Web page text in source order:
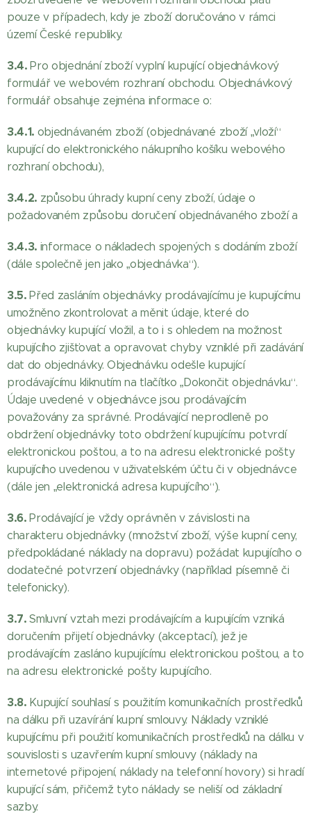
pouze v případech, kdy je zboží doručováno v rámci
území České republiky.
3.4.Pro objednání zboží vyplní kupující objednávkový
formulář ve webovém rozhraní obchodu. Objednávkový
formulář obsahuje zejména informace o:
3.4.1. objednávaném zboží (objednávané zboží „vloží“
kupující do elektronického nákupního košíku webového
rozhraní obchodu),
3.4.2. způsobu úhrady kupní ceny zboží, údaje o
požadovaném způsobu doručení objednávaného zboží a
3.4.3. informace o nákladech spojených s dodáním zboží
(dále společně jen jako „objednávka“).
3.5.Před zasláním objednávky prodávajícímu je kupujícímu
umožněno zkontrolovat a měnit údaje, které do
objednávky kupující vložil, a to i s ohledem na možnost
kupujícího zjišťovat a opravovat chyby vzniklé při zadávání
dat do objednávky. Objednávku odešle kupující
prodávajícímu kliknutím na tlačítko „Dokončit objednávku“.
Údaje uvedené v objednávce jsou prodávajícím
považovány za správné. Prodávající neprodleně po
obdržení objednávky toto obdržení kupujícímu potvrdí
elektronickou poštou, a to na adresu elektronické pošty
kupujícího uvedenou v uživatelském účtu či v objednávce
(dále jen „elektronická adresa kupujícího“).
3.6.Prodávající je vždy oprávněn v závislosti na
charakteru objednávky (množství zboží, výše kupní ceny,
předpokládané náklady na dopravu) požádat kupujícího o
dodatečné potvrzení objednávky (například písemně či
telefonicky).
3.7.Smluvní vztah mezi prodávajícím a kupujícím vzniká
doručením přijetí objednávky (akceptací), jež je
prodávajícím zasláno kupujícímu elektronickou poštou, a to
na adresu elektronické pošty kupujícího.
3.8. Kupující souhlasí s použitím komunikačních prostředků
na dálku při uzavírání kupní smlouvy. Náklady vzniklé
kupujícímu při použití komunikačních prostředků na dálku v
souvislosti s uzavřením kupní smlouvy (náklady na
internetové připojení, náklady na telefonní hovory) si hradí
kupující sám, přičemž tyto náklady se neliší od základní
sazby.